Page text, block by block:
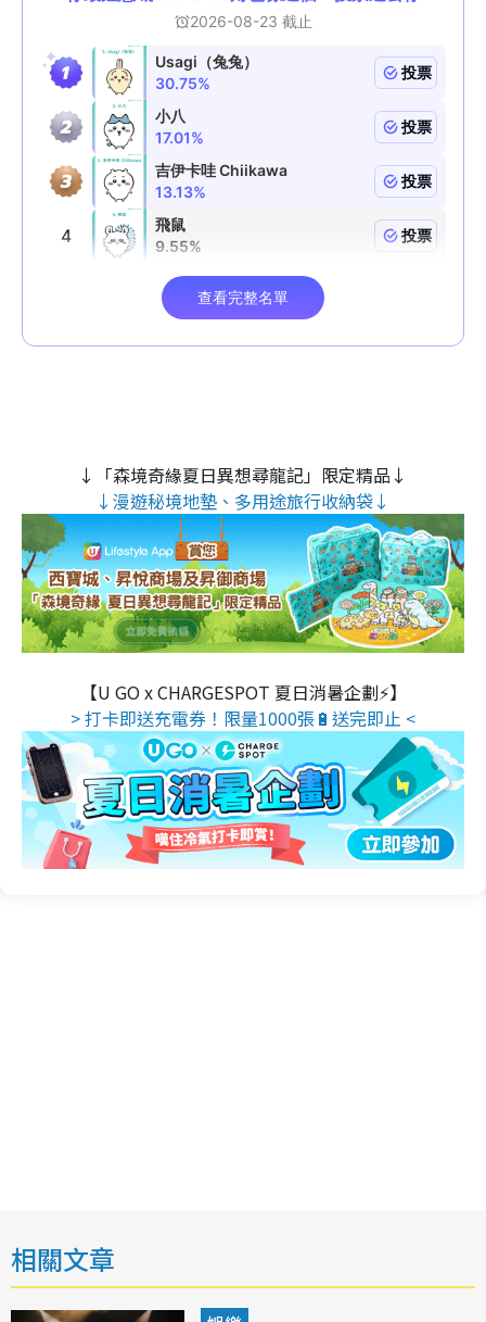
↓「森境奇緣夏日異想尋龍記」限定精品↓
↓漫遊秘境地墊、多用途旅行收納袋↓
【U GO x CHARGESPOT 夏日消暑企劃⚡】
> 打卡即送充電券！限量1000張🔋送完即止 <
相關文章